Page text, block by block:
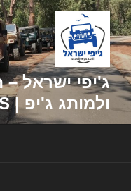
דילוג
לתוכן
ג'יפי ישראל –
ולמותג ג'יפ | ISRAEL JEEPS